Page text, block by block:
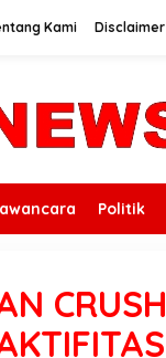
Kami Disclaimer
Politik